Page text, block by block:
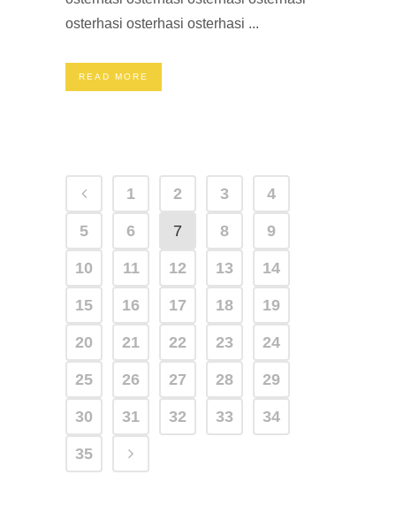
osterhasi osterhasi osterhasi ...
READ MORE
1 2 3 4
5 6 7 8 9
10 11 12 13 14
15 16 17 18 19
20 21 22 23 24
25 26 27 28 29
30 31 32 33 34
35